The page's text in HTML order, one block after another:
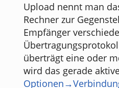
Upload nennt man
Rechner zur
Empfänger
überträgt eine oder
wird das gerade